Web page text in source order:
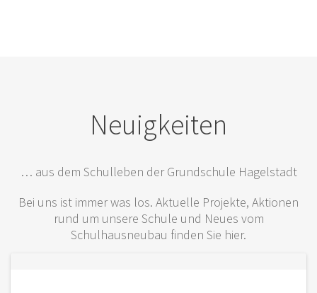
Neuigkeiten
… aus dem Schulleben der Grundschule Hagelstadt
Bei uns ist immer was los. Aktuelle Projekte, Aktionen
rund um unsere Schule und Neues vom
Schulhausneubau finden Sie hier.